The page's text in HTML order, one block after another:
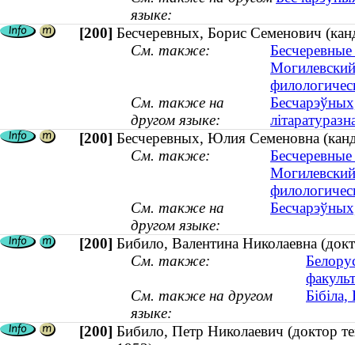
языке:
[200] Бесчеревных, Борис Семенович
См. также:
См. также на
другом языке:
[200] Бесчеревных, Юлия Семеновна
См. также:
См. также на
другом языке:
[200] Бибило, Валентина Николаевна
См. также:
См. также на другом
языке:
[200] Бибило, Петр Николаевич (доктор